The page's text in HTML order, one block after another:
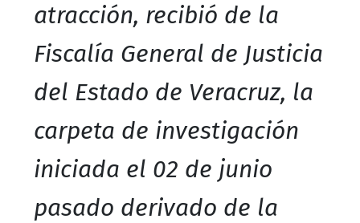
atracción, recibió de la
Fiscalía General de Justicia
del Estado de Veracruz, la
carpeta de investigación
iniciada el 02 de junio
pasado derivado de la